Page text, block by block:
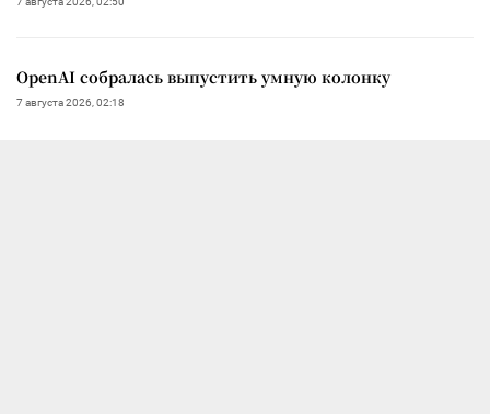
OpenAI собралась выпустить умную колонку
7 августа 2026, 02:18